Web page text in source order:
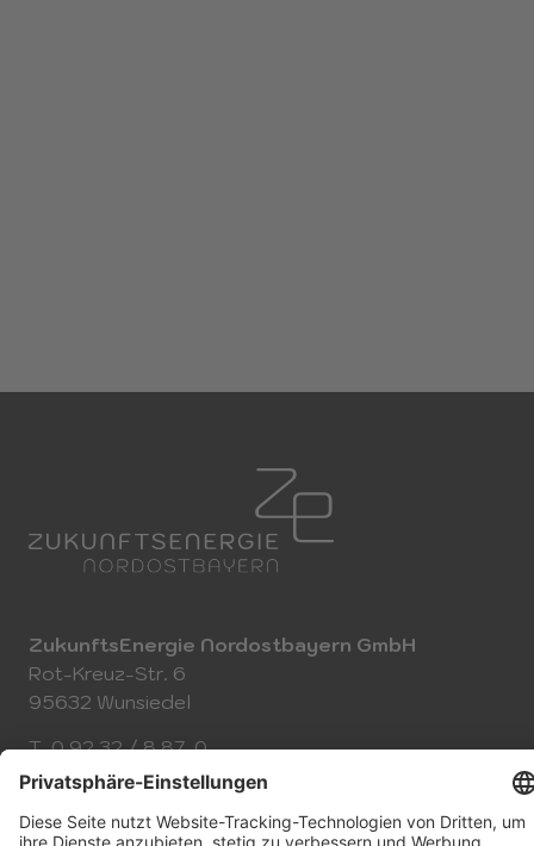
ZukunftsEnergie Nordostbayern GmbH
Rot-Kreuz-Str. 6
95632 Wunsiedel
T0 92 32 / 8 87-0
Einfo@zenob.de